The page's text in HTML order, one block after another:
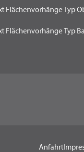
Flächenvorhänge Typ
Flächenvorhänge Typ
Anfahrt